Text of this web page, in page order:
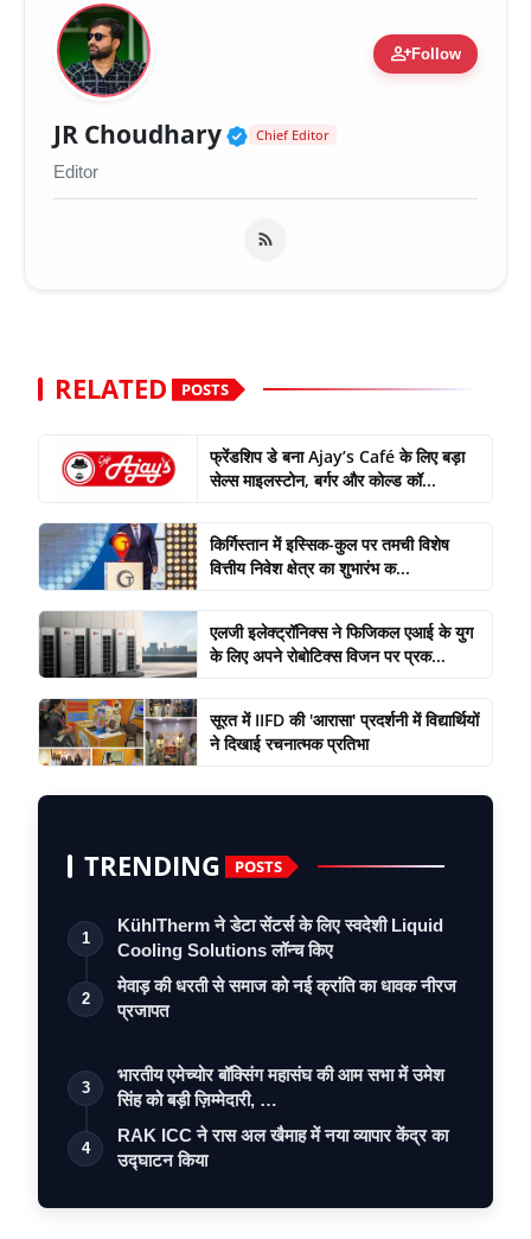
person_addFollow
JR Choudhary Verified Public Figure
Chief Editor
Editor
RELATED POSTS
फ्रेंडशिप डे बना Ajay’s Café के लिए बड़ा
सेल्स माइलस्टोन, बर्गर और कोल्ड कॉ...
किर्गिस्तान में इस्सिक-कुल पर तमची विशेष
वित्तीय निवेश क्षेत्र का शुभारंभ क...
एलजी इलेक्ट्रॉनिक्स ने फिजिकल एआई के युग
के लिए अपने रोबोटिक्स विजन पर प्रक...
सूरत में IIFD की 'आरासा' प्रदर्शनी में विद्यार्थियों
ने दिखाई रचनात्मक प्रतिभा
TRENDING POSTS
1
KühlTherm ने डेटा सेंटर्स के लिए स्वदेशी Liquid
Cooling Solutions लॉन्च किए
2
मेवाड़ की धरती से समाज को नई क्रांति का धावक नीरज
प्रजापत
3
भारतीय एमेच्योर बॉक्सिंग महासंघ की आम सभा में उमेश
सिंह को बड़ी ज़िम्मेदारी, …
4
RAK ICC ने रास अल खैमाह में नया व्यापार केंद्र का
उद्घाटन किया